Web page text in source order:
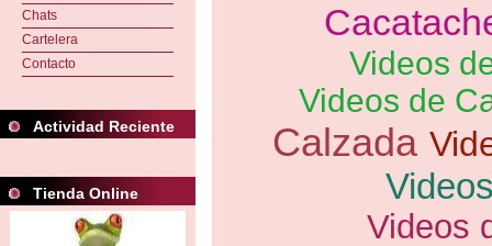
Chats
Cartelera
Contacto
Actividad Reciente
Tienda Online
Videos
Videos de
Calzada
Videos